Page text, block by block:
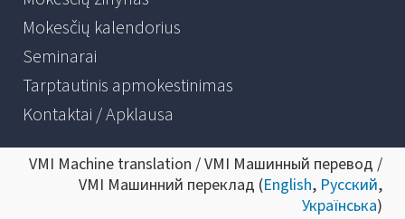
Mokesčių kalendorius
Seminarai
Tarptautinis apmokestinimas
Kontaktai / Apklausa
VMI Machine translation / VMI Машинный перевод /
VMI Машинний переклад (English, Русский,
Українська)